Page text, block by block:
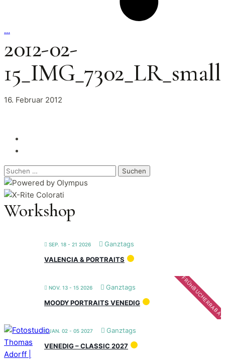
…
2012-02-
15_IMG_7302_LR_small
16. Februar 2012
Suchen
nach:
Workshop
SEP. 18 - 21 2026
Ganztags
VALENCIA & PORTRAITS
NOV. 13 - 15 2026 Ganztags
MOODY PORTRAITS VENEDIG
JAN. 02 - 05 2027
Ganztags
VENEDIG – CLASSIC 2027